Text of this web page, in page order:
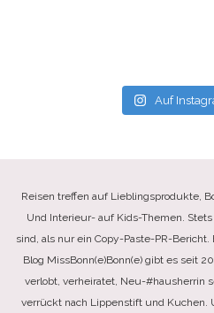
Auf
Reisen treffen auf Lieblingsprodukte,
Und Interieur- auf Kids-Themen.
sind, als nur ein Copy-Paste-PR-
Blog MissBonn(e)Bonn(e) gibt es seit
verlobt, verheiratet, Neu-#hausherrin
verrückt nach Lippenstift und Kuchen.